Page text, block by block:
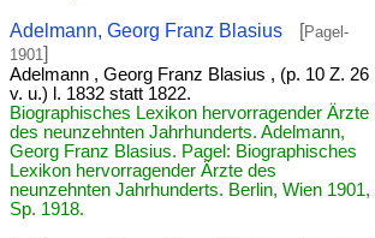
Adelmann, Georg Franz Blasius [Pagel-
1901 ]
Adelmann , Georg Franz Blasius , (p. 10 Z. 26
v. u.) l. 1832 statt 1822.
Biographisches Lexikon hervorragender Ärzte
des neunzehnten Jahrhunderts. Adelmann,
Georg Franz Blasius. Pagel: Biographisches
Lexikon hervorragender Ärzte des
neunzehnten Jahrhunderts. Berlin, Wien 1901,
Sp. 1918.